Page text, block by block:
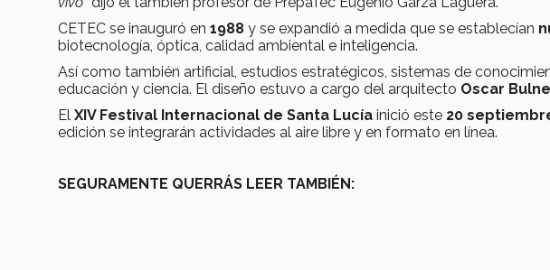
CETEC se inauguró en 1988 y se expandió a medida que se establecían
biotecnología, óptica, calidad ambiental e inteligencia.
Así como también artificial, estudios estratégicos, sistemas de
educación y ciencia. El diseño estuvo a cargo del arquitecto Oscar
El XIV Festival Internacional de Santa Lucía inició este 20
edición se integrarán actividades al aire libre y en formato en línea.
SEGURAMENTE QUERRÁS LEER TAMBIÉN: